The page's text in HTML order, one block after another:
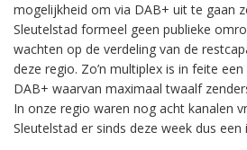
mogelijkheid om via DAB+ uit te gaan
Sleutelstad formeel geen publieke
wachten op de verdeling van de
deze regio. Zo’n multiplex is in feite
DAB+ waarvan maximaal twaalf
In onze regio waren nog acht kanalen
Sleutelstad er sinds deze week dus een